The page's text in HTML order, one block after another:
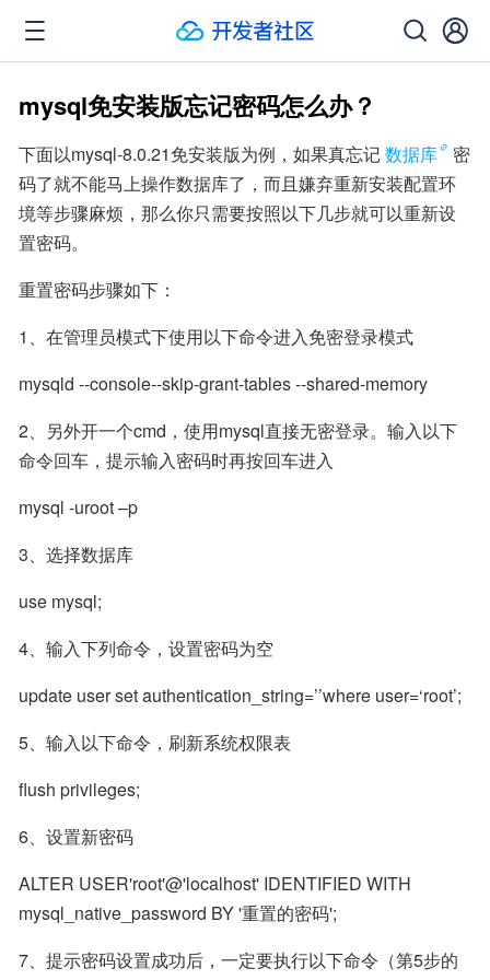
mysql免安装版忘记密码怎么办？
下面以mysql-8.0.21免安装版为例，如果真忘记数据库
密
码了就不能马上操作数据库了，而且嫌弃重新安装配置环
境等步骤麻烦，那么你只需要按照以下几步就可以重新设
置密码。
重置密码步骤如下：
1、在管理员模式下使用以下命令进入免密登录模式
mysqld --console--skip-grant-tables --shared-memory
2、另外开一个cmd，使用mysql直接无密登录。输入以下
命令回车，提示输入密码时再按回车进入
mysql -uroot –p
3、选择数据库
use mysql;
4、输入下列命令，设置密码为空
update user set authentication_string=’’where user=‘root’;
5、输入以下命令，刷新系统权限表
flush privileges;
6、设置新密码
ALTER USER'root'@'localhost' IDENTIFIED WITH
mysql_native_password BY '重置的密码';
7、提示密码设置成功后，一定要执行以下命令（第5步的